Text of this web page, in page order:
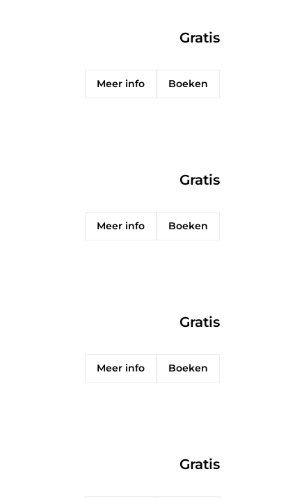
Gratis
Meer info Boeken
Gratis
Meer info Boeken
Gratis
Meer info Boeken
Gratis